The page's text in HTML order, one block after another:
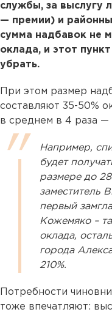
службы, за выслугу
— премии) и
сумма надбавок не
оклада, и этот
убрать.
При этом размер
составляют 35-50%
в среднем в 4 раза —
Например,
будет
размере до
заместитель
первый
Кожемяко –
оклада,
города
210%.
Потребности
тоже впечатляют: